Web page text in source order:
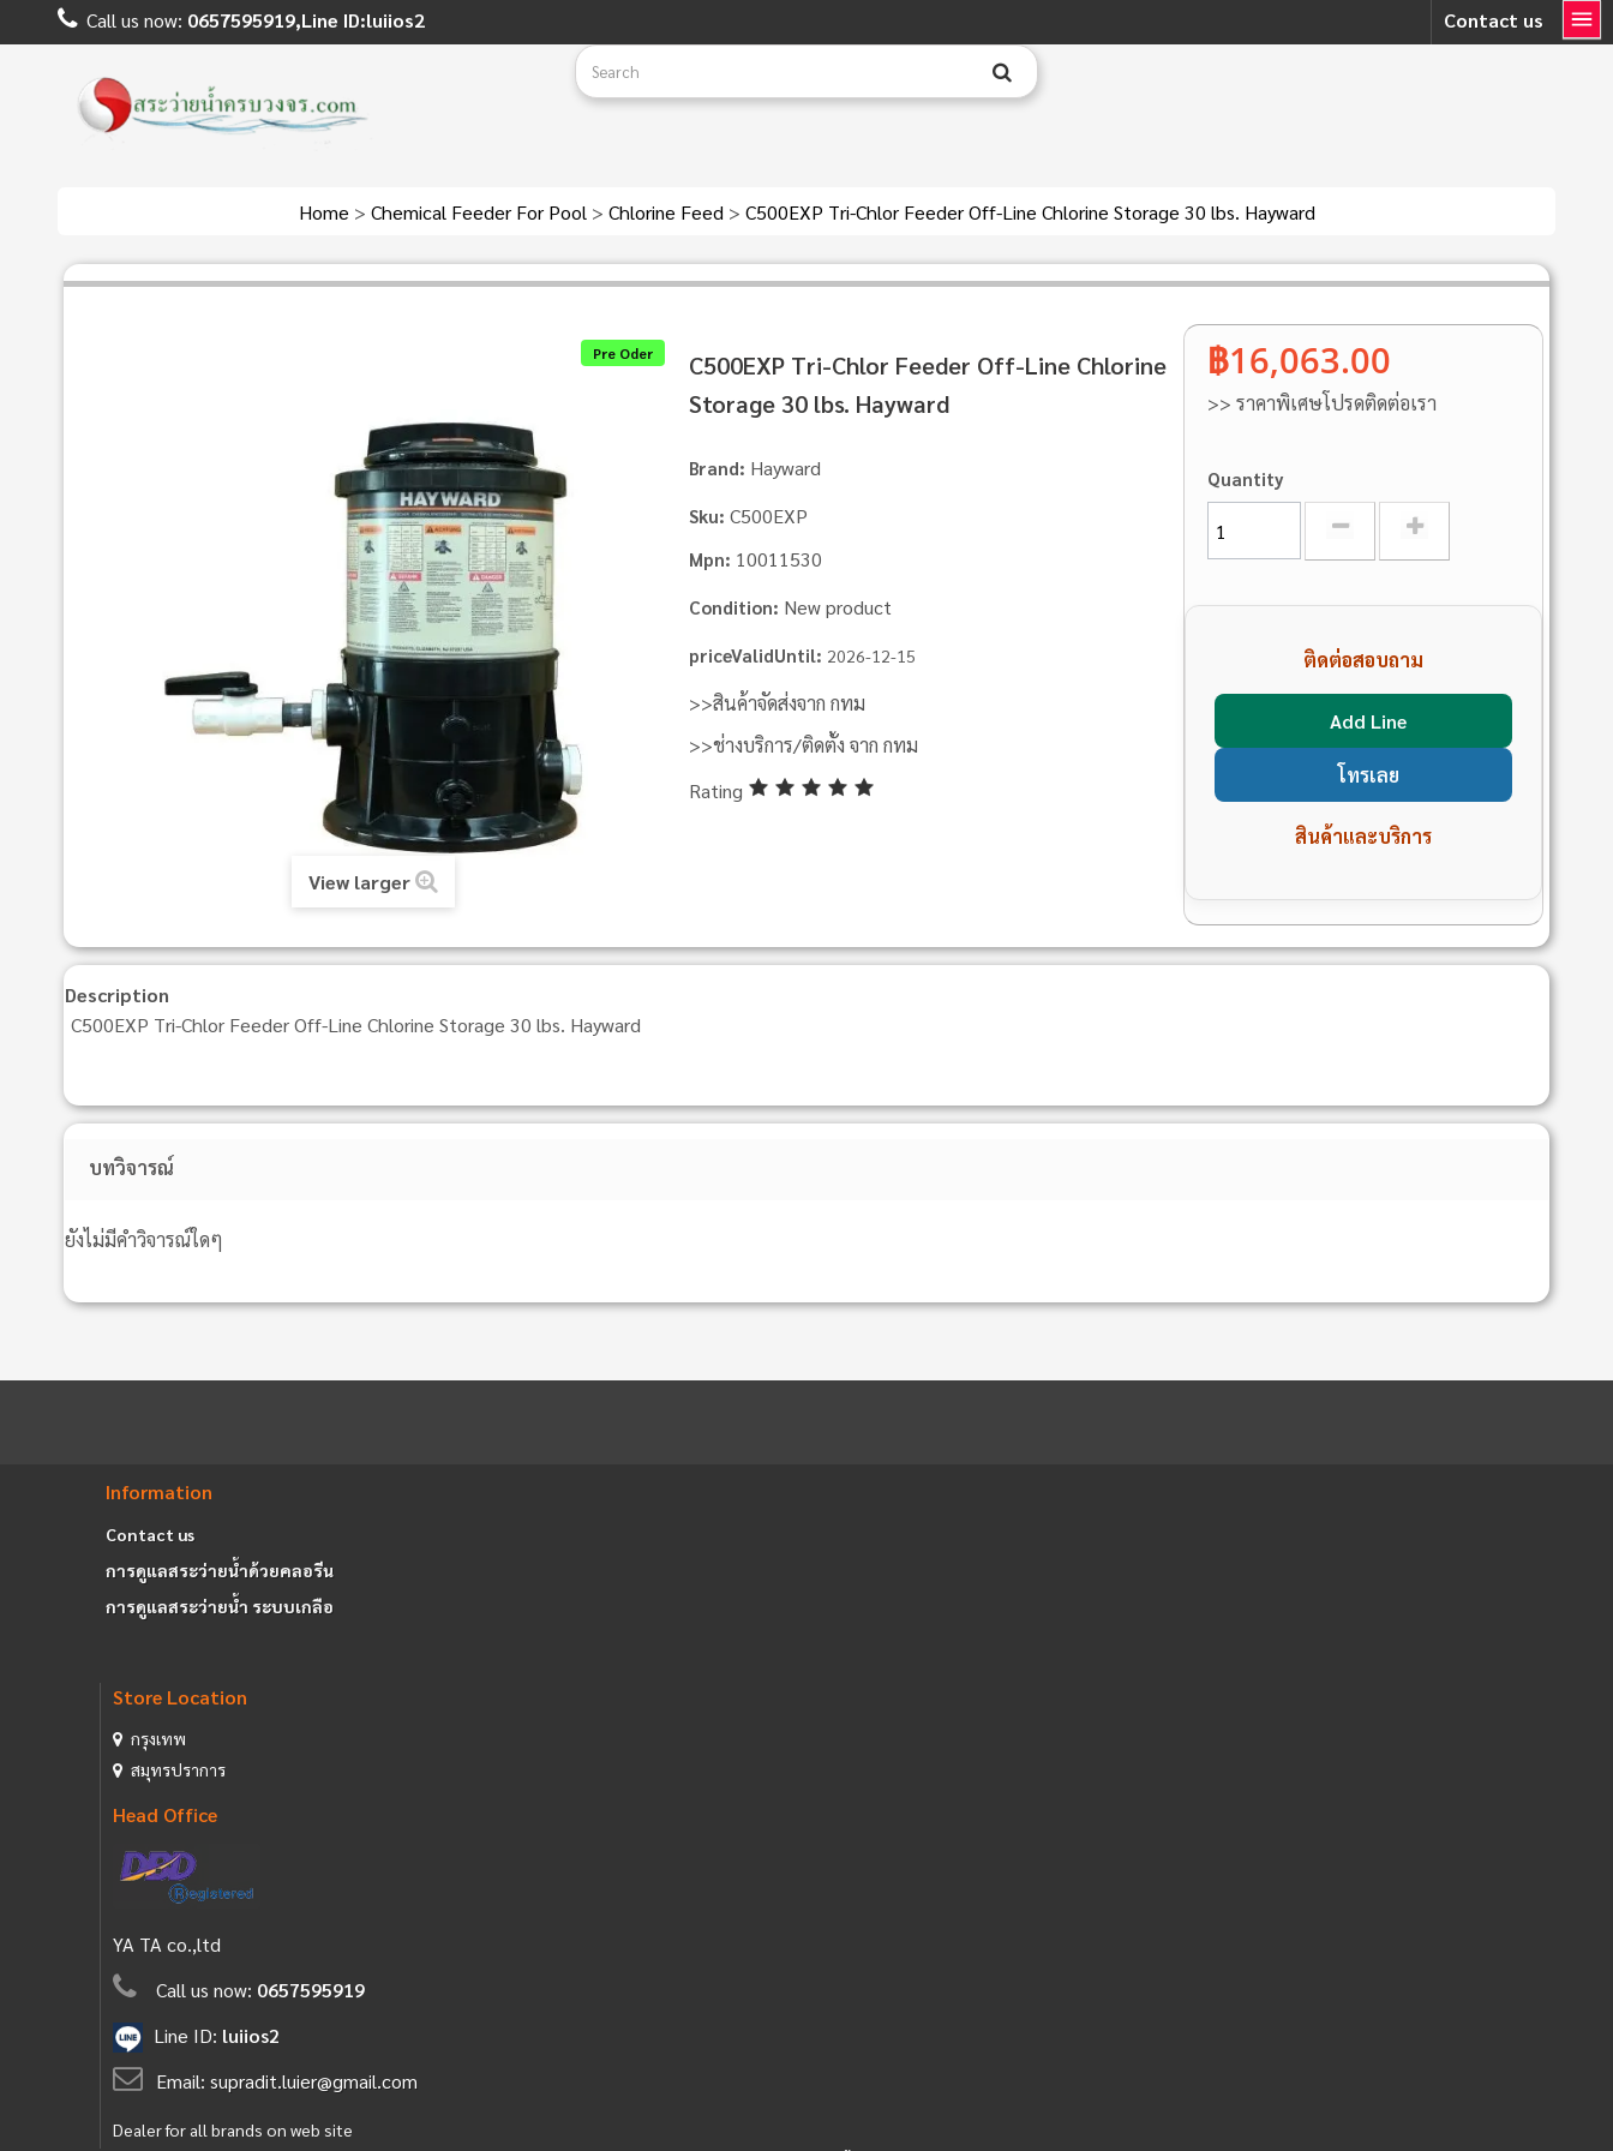
Contact us
Call us now: 0657595919,Line ID:luiios2
Home > Chemical Feeder For Pool > Chlorine Feed > C500EXP Tri-Chlor Feeder Off-Line Chlorine Storage 30 lbs. Hayward
Pre Oder
View larger
C500EXP Tri-Chlor Feeder Off-Line Chlorine
Storage 30 lbs. Hayward
Brand: Hayward
Sku: C500EXP
Mpn: 10011530
Condition: New product
priceValidUntil: 2026-12-15
>>สินค้าจัดส่งจาก กทม
>>ช่างบริการ/ติดตั้ง จาก กทม
Rating
฿16,063.00
>> ราคาพิเศษโปรดติดต่อเรา
Quantity
ติดต่อสอบถาม
Add Line
โทรเลย
สินค้าและบริการ
Description
C500EXP Tri-Chlor Feeder Off-Line Chlorine Storage 30 lbs. Hayward
บทวิจารณ์
ยังไม่มีคำวิจารณ์ใดๆ
Information
Contact us
การดูแลสระว่ายน้ำด้วยคลอรีน
การดูแลสระว่ายน้ำ ระบบเกลือ
Store Location
กรุงเทพ
สมุทรปราการ
Head Office
YA TA co.,ltd
Call us now: 0657595919
Line ID: luiios2
Email: supradit.luier@gmail.com
Dealer for all brands on web site